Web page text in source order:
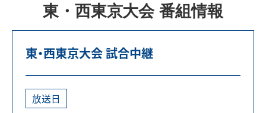
東・西東京大会 番組情報
東・西東京大会 試合中継
放送日